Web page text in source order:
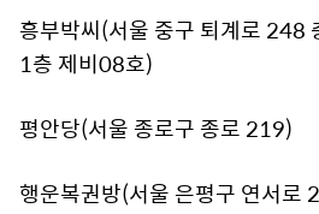
흥부박씨(서울 중구 퇴계로 248
1층 제비08호)
평안당(서울 종로구 종로 219)
행운복권방(서울 은평구 연서로